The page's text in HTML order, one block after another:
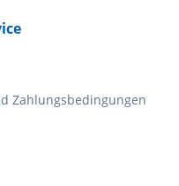
Zahlungsbedingungen